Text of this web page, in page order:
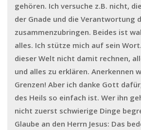
gehören. Ich versuche z.B. nicht,
der Gnade und die Verantwortung
zusammenzubringen. Beides ist
alles. Ich stütze mich auf sein
dieser Welt nicht damit rechnen,
und alles zu erklären. Anerkennen
Grenzen! Aber ich danke Gott
des Heils so einfach ist. Wer ihn
nicht zuerst schwierige Dinge
Glaube an den Herrn Jesus: Das